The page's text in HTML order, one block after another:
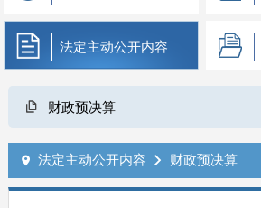
法定主动公开内容
财政预决算
 法定主动公开内容  财政预决算